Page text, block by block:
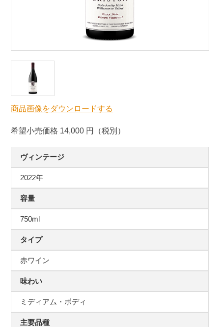
商品画像をダウンロードする
希望小売価格 14,000 円（税別）
ヴィンテージ
2022年
容量
750ml
タイプ
赤ワイン
味わい
ミディアム・ボディ
主要品種